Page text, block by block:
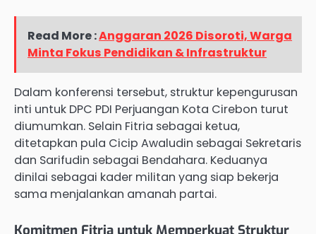
Read More :Anggaran 2026 Disoroti, Warga
Minta Fokus Pendidikan & Infrastruktur
Dalam konferensi tersebut, struktur kepengurusan
inti untuk DPC PDI Perjuangan Kota Cirebon turut
diumumkan. Selain Fitria sebagai ketua,
ditetapkan pula Cicip Awaludin sebagai Sekretaris
dan Sarifudin sebagai Bendahara. Keduanya
dinilai sebagai kader militan yang siap bekerja
sama menjalankan amanah partai.
Komitmen Fitria untuk Memperkuat Struktur